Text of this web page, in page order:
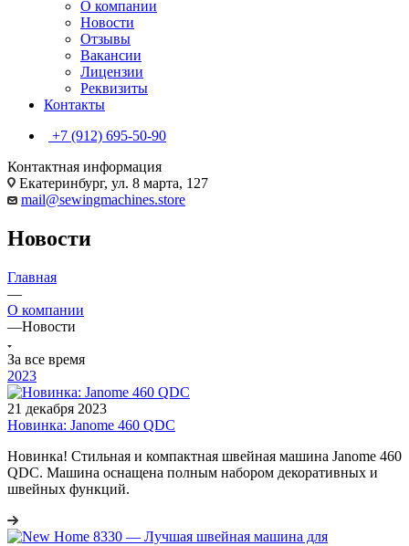
О компании
Новости
Отзывы
Вакансии
Лицензии
Реквизиты
Контакты
+7 (912) 695-50-90
Контактная информация
Екатеринбург, ул. 8 марта, 127
mail@sewingmachines.store
Новости
Главная
—
О компании
—Новости
За все время
2023
21 декабря 2023
Новинка: Janome 460 QDC
Новинка! Стильная и компактная швейная машина Janome 460
QDC. Машина оснащена полным набором декоративных и
швейных функций.